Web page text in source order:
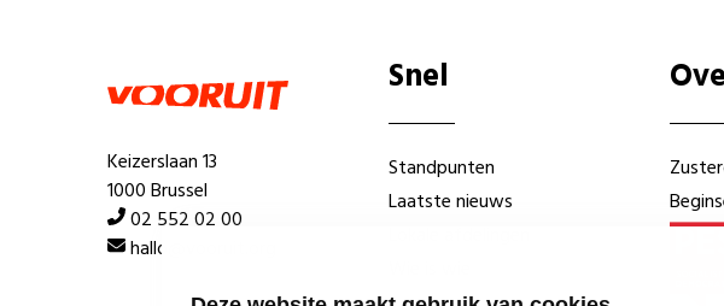
Keizerslaan 13
1000 Brussel
02 552 02 00
hallo@vooruit.org
Snel
Standpunten
Laatste nieuws